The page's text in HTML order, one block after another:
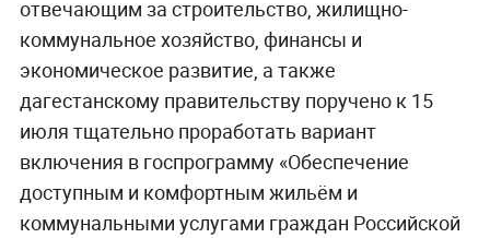
отвечающим за строительство, жилищно-
коммунальное хозяйство, финансы и
экономическое развитие, а также
дагестанскому правительству поручено к 15
июля тщательно проработать вариант
включения в госпрограмму «Обеспечение
доступным и комфортным жильём и
коммунальными услугами граждан Российской